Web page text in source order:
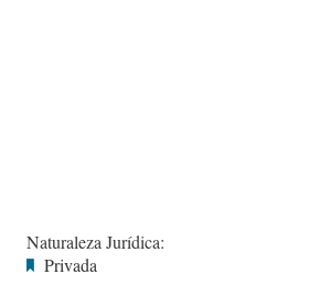
Naturaleza Jurídica:
Privada